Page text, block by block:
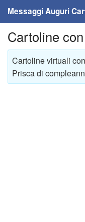
Messaggi Auguri
Home
Messaggi
Cartoline
Cartoline
Cartoline virtuali
Prisca di